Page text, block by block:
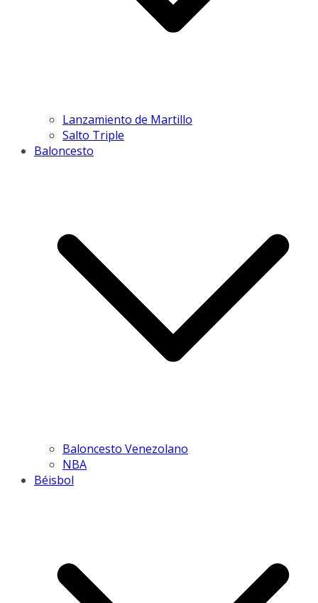
Lanzamiento de Martillo
Salto Triple
Baloncesto
Baloncesto Venezolano
NBA
Béisbol